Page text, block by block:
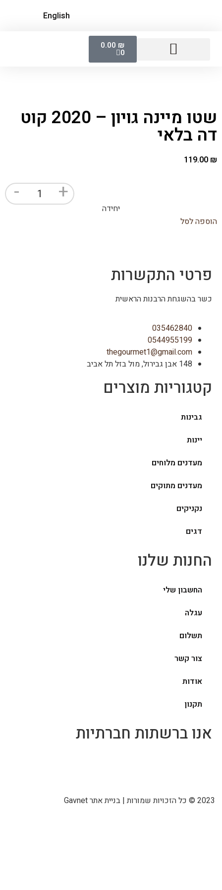
English
0.00 ₪
0
שטו מיינה גויון – 2020 קוט
דה בלאי
119.00 ₪
- +
יחידה
הוספה לסל
פרטי התקשרות
כשר בהשגחת הרבנות הראשית
035462840
0544955199
thegourmet1@gmail.com
148 אבן גבירול, מול בזל תל אביב
קטגוריות מוצרים
גבינות
יינות
מעדנים מלוחים
מעדנים מתוקים
נקניקים
דגים
החנות שלנו
החשבון שלי
עגלה
תשלום
צור קשר
אודות
תקנון
אנו ברשתות חברתיות